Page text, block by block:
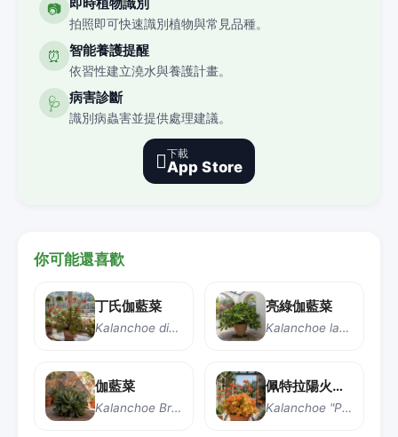
📷 即時植物識別
拍照即可快速識別植物與常見品種。
⏰ 智能養護提醒
依習性建立澆水與養護計畫。
🩺 病害診斷
識別病蟲害並提供處理建議。
下載
App Store
你可能還喜歡
丁氏伽藍菜
Kalanchoe dinklagei
亮綠伽藍菜
Kalanchoe laetivirens
伽藍菜
Kalanchoe Bracetta
佩特拉陽火伽藍菜
Kalanchoe "Petra’s Sunfire"